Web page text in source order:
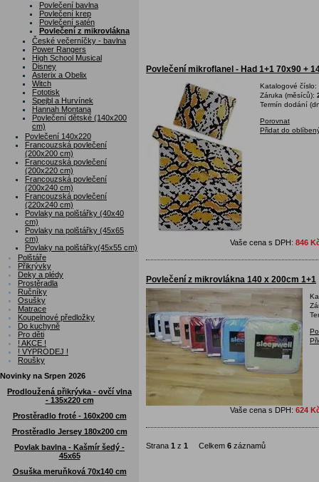
Povlečení bavlna
Povlečení krep
Povlečení satén
Povlečení z mikrovlákna
České večerníčky - bavlna
Power Rangers
High School Musical
Disney
Asterix a Obelix
Witch
Fototisk
Spejbl a Hurvínek
Hannah Montana
Povlečení dětské (140x200
cm)
Povlečení 140x220
Francouzská povlečení
(200x200 cm)
Francouzská povlečení
(200x220 cm)
Francouzská povlečení
(200x240 cm)
Francouzská povlečení
(220x240 cm)
Povlaky na polštářky (40x40
cm)
Povlaky na polštářky (45x65
cm)
Povlaky na polštářky(45x55 cm)
Polštáře
Přikrývky
Deky a plédy
Prostěradla
Ručníky
Osušky
Matrace
Koupelnové předložky
Do kuchyně
Pro děti
! AKCE !
! VÝPRODEJ !
Roušky
Novinky na Srpen 2026
Prodloužená přikrývka - ovčí vlna
- 135x220 cm
Prostěradlo froté - 160x200 cm
Prostěradlo Jersey 180x200 cm
Povlak bavlna - Kašmír šedý -
45x65
Osuška meruňková 70x140 cm
Povlečení mikroflanel - Had 1+1 70x90 +
Katalogové číslo:
Záruka (měsíců):
Termín dodání
Porovnat
Přidat do
Vaše cena s DPH: 846
Povlečení z mikrovlákna 140 x 200cm 1+1
Vaše cena s DPH: 624
Strana 1 z 1 Celkem 6 záznamů